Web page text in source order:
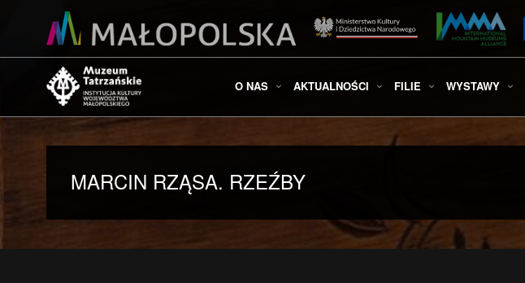
O NAS AKTUALNOŚCI FILIE WYSTAWY
MARCIN RZĄSA. RZEŹBY